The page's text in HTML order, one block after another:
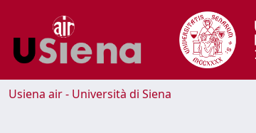
Usiena air - Università di Siena